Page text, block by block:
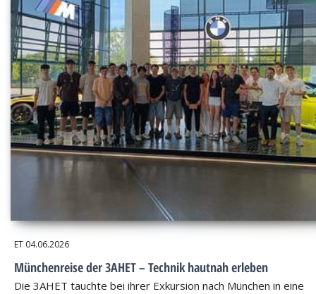
ET 04.06.2026
Münchenreise der 3AHET – Technik hautnah erleben
Die 3AHET tauchte bei ihrer Exkursion nach München in eine